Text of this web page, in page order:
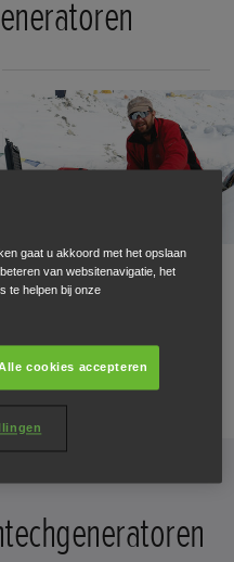
Superzuivere spanning
locaties.
GENERATOREN
gaat u akkoord met het opslaan
van websitenavigatie, het
te helpen bij onze
cookies accepteren